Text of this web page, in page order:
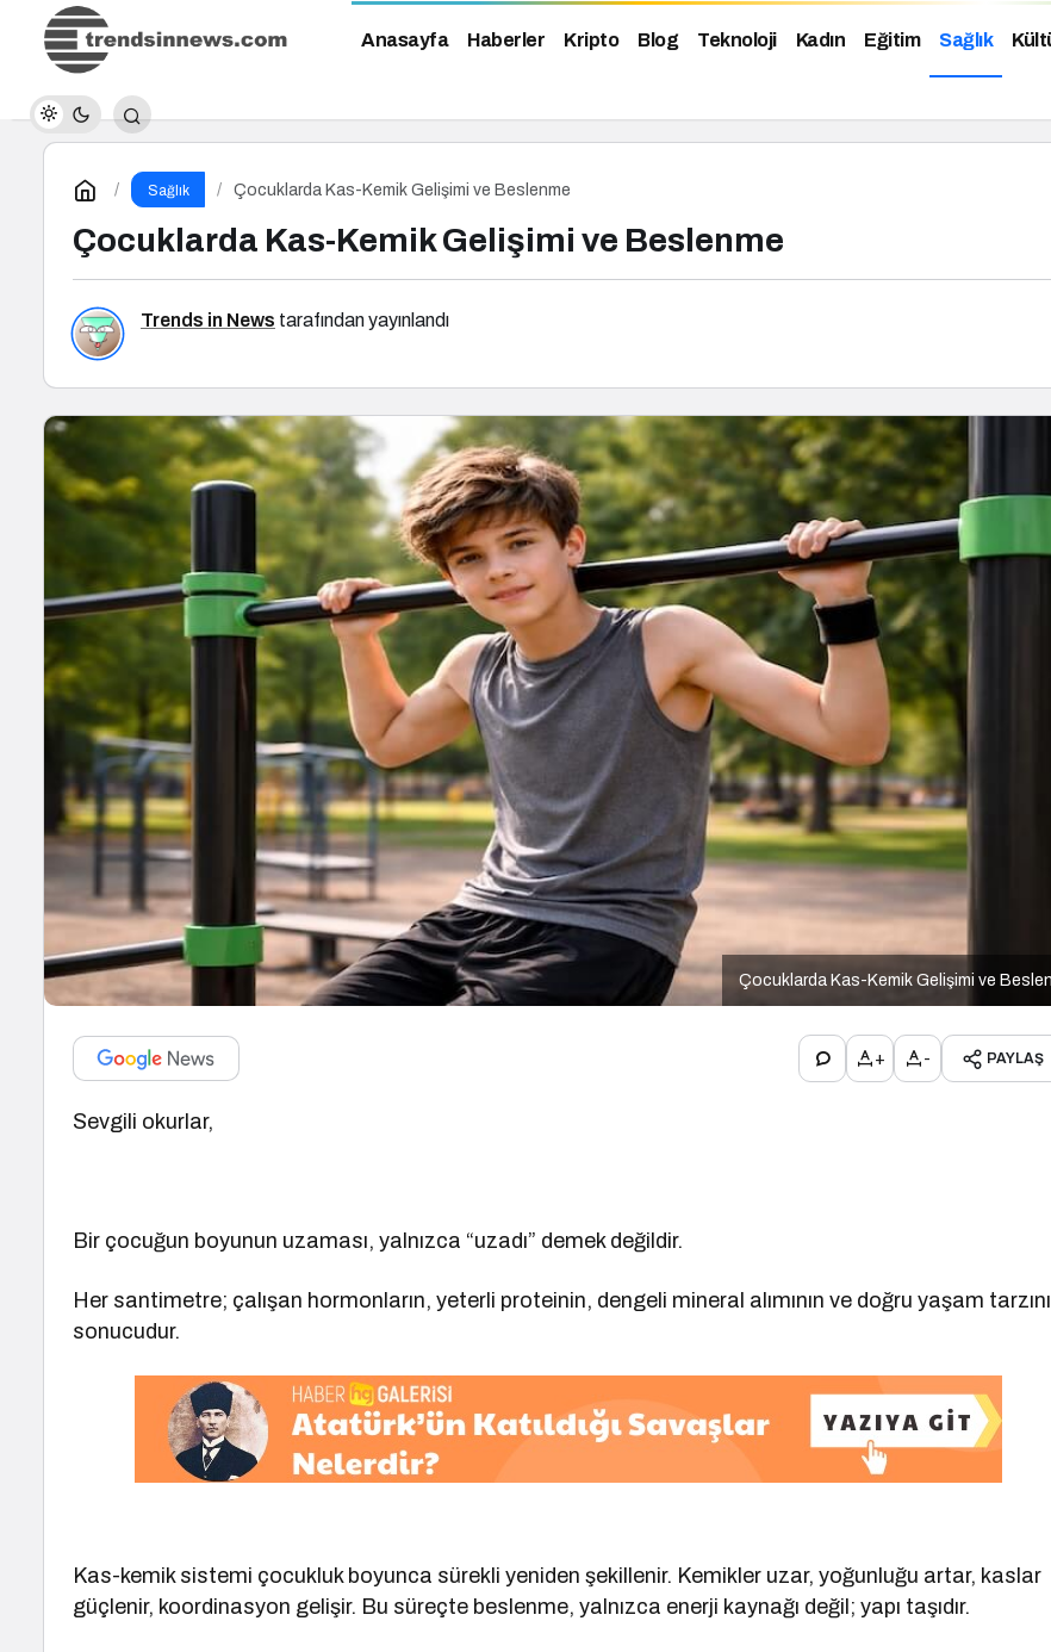
Anasayfa Haberler Kripto Blog Teknoloji Kadın Eğitim Sağlık
Sağlık Çocuklarda Kas-Kemik Gelişimi ve Beslenme
Çocuklarda Kas-Kemik Gelişimi ve Beslenme
Trends in News tarafından yayınlandı
Çocuklarda Kas-Kemik Gelişimi ve
+ - PAYLAŞ
Sevgili okurlar,
Bir çocuğun boyunun uzaması, yalnızca “uzadı” demek değildir.
Her santimetre; çalışan hormonların, yeterli proteinin, dengeli mineral alımının ve doğru yaşam
sonucudur.
Kas-kemik sistemi çocukluk boyunca sürekli yeniden şekillenir. Kemikler uzar, yoğunluğu artar, kaslar
güçlenir, koordinasyon gelişir. Bu süreçte beslenme, yalnızca enerji kaynağı değil; yapı taşıdır.